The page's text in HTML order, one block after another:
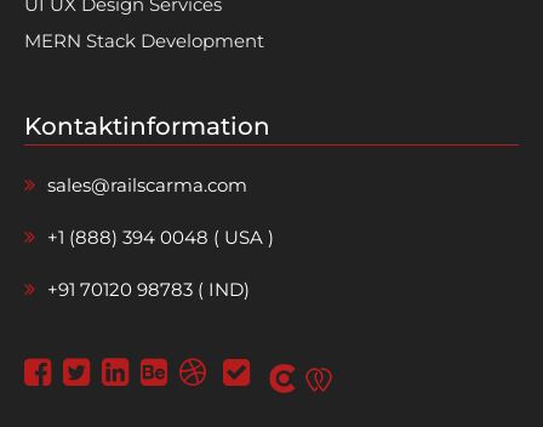
UI UX Design Services
MERN Stack Development
Kontaktinformation
sales@railscarma.com
+1 (888) 394 0048 ( USA )
+91 70120 98783 ( IND)